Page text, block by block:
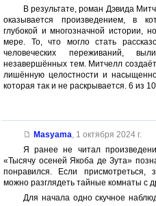
В результате, роман Дэвида
оказывается произведением, в
глубокой и многозначной истории,
мере. То, что могло стать
человеческих переживаний,
незавершённых тем. Митчелл
лишённую целостности и
которая так и не раскрывается. 6 из
Masyama, 1 октября 2024 г.
Я ранее не читал
«Тысячу осеней Якоба де Зута»
понравился. Если присмотреться,
можно разглядеть тайные комнаты с
Для начала одно скучное